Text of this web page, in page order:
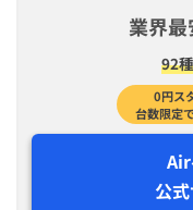
業界
92
0円ス
台数限定
公